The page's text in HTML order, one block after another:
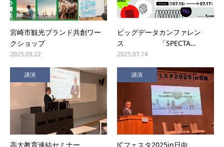
宮崎市観光ブランド共創ワー
クショップ
2025.09.22
ビッグデータカンファレン
ス 「SPECTA…
2025.07.14
講演
高大教育連結セミナー
講演
JCフェスタ2025in日向